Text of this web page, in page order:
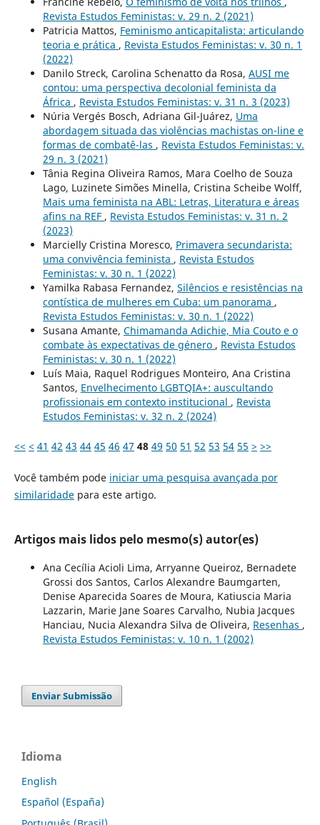
Revista Estudos Feministas: v. 29 n. 2 (2021)
Patricia Mattos, Feminismo anticapitalista: articulando
teoria e prática , Revista Estudos Feministas: v. 30 n. 1
(2022)
Danilo Streck, Carolina Schenatto da Rosa, AUSI me
contou: uma perspectiva decolonial feminista da
África , Revista Estudos Feministas: v. 31 n. 3 (2023)
Núria Vergés Bosch, Adriana Gil-Juárez, Uma
abordagem situada das violências machistas on-line e
formas de combatê-las , Revista Estudos Feministas: v.
29 n. 3 (2021)
Tânia Regina Oliveira Ramos, Mara Coelho de Souza
Lago, Luzinete Simões Minella, Cristina Scheibe Wolff,
Mais uma feminista na ABL: Letras, Literatura e áreas
afins na REF , Revista Estudos Feministas: v. 31 n. 2
(2023)
Marcielly Cristina Moresco, Primavera secundarista:
uma convivência feminista , Revista Estudos
Feministas: v. 30 n. 1 (2022)
Yamilka Rabasa Fernandez, Silêncios e resistências na
contística de mulheres em Cuba: um panorama ,
Revista Estudos Feministas: v. 30 n. 1 (2022)
Susana Amante, Chimamanda Adichie, Mia Couto e o
combate às expectativas de género , Revista Estudos
Feministas: v. 30 n. 1 (2022)
Luís Maia, Raquel Rodrigues Monteiro, Ana Cristina
Santos, Envelhecimento LGBTQIA+: auscultando
profissionais em contexto institucional , Revista
Estudos Feministas: v. 32 n. 2 (2024)
<< < 41 42 43 44 45 46 47 48 49 50 51 52 53 54 55 > >>
Você também pode iniciar uma pesquisa avançada por
similaridadepara este artigo.
Artigos mais lidos pelo mesmo(s) autor(es)
Ana Cecília Acioli Lima, Arryanne Queiroz, Bernadete
Grossi dos Santos, Carlos Alexandre Baumgarten,
Denise Aparecida Soares de Moura, Katiuscia Maria
Lazzarin, Marie Jane Soares Carvalho, Nubia Jacques
Hanciau, Nucia Alexandra Silva de Oliveira, Resenhas ,
Revista Estudos Feministas: v. 10 n. 1 (2002)
Enviar Submissão
Idioma
English
Español (España)